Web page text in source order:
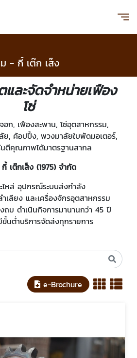
- กี้ เต๊ก เส็ง
และจัดจำหน่ายเฟือง
โซ่
ก, เฟืองสะพาน, โซ่อุตสาหกรรม,
, ค้อปปิ้ง, พวงมาลัยใบพัดมอเตอร์,
ตีคุณภาพได้มาตรฐานสากล
เต๊กเส็ง (1975) จำกัด
ไหล่ อุปกรณ์ระบบส่งกำลัง
ำเลียง และเครื่องจักรอุตสาหกรรม
ม ดำเนินกิจการมานานกว่า 45 ปี
นต่ำบริการจัดส่งทุกรายการ
e-Brochure